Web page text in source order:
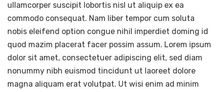
ullamcorper suscipit lobortis nisl ut aliquip ex ea
commodo consequat. Nam liber tempor cum soluta
nobis eleifend option congue nihil imperdiet doming id
quod mazim placerat facer possim assum. Lorem ipsum
dolor sit amet, consectetuer adipiscing elit, sed diam
nonummy nibh euismod tincidunt ut laoreet dolore
magna aliquam erat volutpat. Ut wisi enim ad minim